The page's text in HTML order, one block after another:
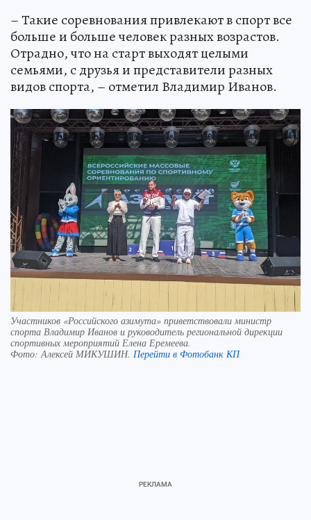
– Такие соревнования привлекают в спорт все
больше и больше человек разных возрастов.
Отрадно, что на старт выходят целыми
семьями, с друзья и представители разных
видов спорта, – отметил Владимир Иванов.
Участников «Российского азимута» приветствовали министр
спорта Владимир Иванов и руководитель региональной дирекции
спортивных мероприятий Елена Еремеева.
Фото:Алексей МИКУШИН. Перейти в Фотобанк КП